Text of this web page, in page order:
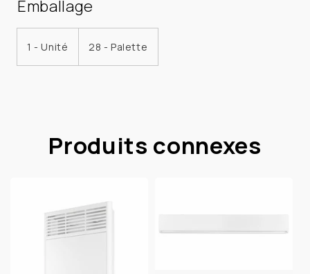
Emballage
1 - Unité 28 - Palette
Produits connexes